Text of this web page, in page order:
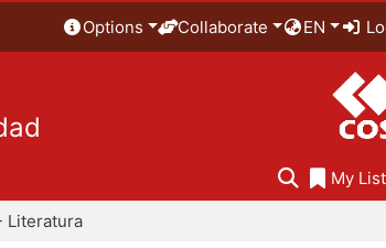
Options Collaborate EN
My List
Literatura